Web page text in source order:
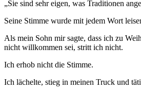
„Sie sind sehr eigen, was Traditionen
Seine Stimme wurde mit jedem Wort
Als mein Sohn mir sagte, dass ich zu
nicht willkommen sei, stritt ich nicht.
Ich erhob nicht die Stimme.
Ich lächelte, stieg in meinen Truck und